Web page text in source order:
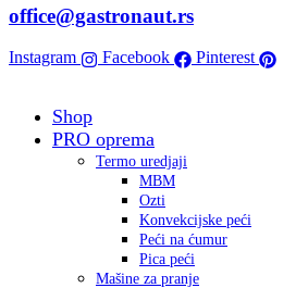
office@gastronaut.rs
Instagram Facebook Pinterest
Shop
PRO oprema
Termo uredjaji
MBM
Ozti
Konvekcijske peći
Peći na ćumur
Pica peći
Mašine za pranje